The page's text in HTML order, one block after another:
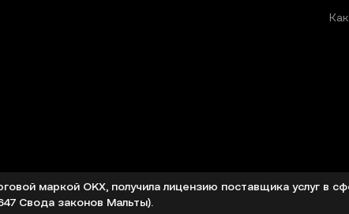
маркой OKX, получила лицензию поставщика услуг в
Свода законов Мальты).